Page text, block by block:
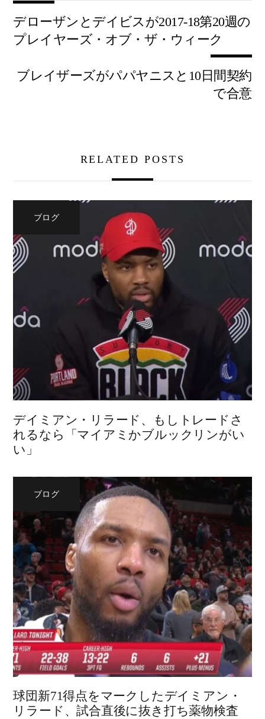
デローザンとデイビスが2017-18第20週の
プレイヤーズ・オブ・ザ・ウィーク
ブレイザーズがパパヤニスと10日間契約
で合意
RELATED POSTS
ブログ
デイミアン・リラード、もしトレードさ
れるなら「マイアミかブルックリンがい
い」
ブログ
球団新71得点をマークしたデイミアン・
リラード、試合直後に抜き打ち薬物検査